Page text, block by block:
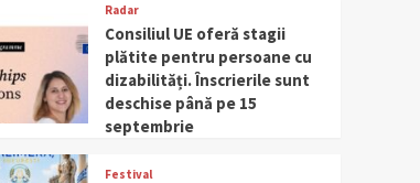
Radar
Consiliul UE oferă stagii
plătite pentru persoane cu
dizabilități. Înscrierile sunt
deschise până pe 15
septembrie
Festival